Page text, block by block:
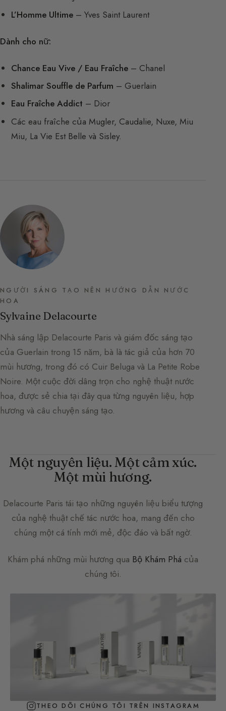
L’Homme Ultime – Yves Saint Laurent
Dành cho nữ:
Chance Eau Vive / Eau Fraîche – Chanel
Shalimar Souffle de Parfum – Guerlain
Eau Fraîche Addict – Dior
Các eau fraîche của Mugler, Caudalie, Nuxe, Miu
Miu, La Vie Est Belle và Sisley.
NGƯỜI SÁNG TẠO NÊN HƯỚNG DẪN NƯỚC
HOA
Sylvaine Delacourte
Nhà sáng lập Delacourte Paris và giám đốc sáng tạo
của Guerlain trong 15 năm, bà là tác giả của hơn 70
mùi hương, trong đó có Cuir Beluga và La Petite Robe
Noire. Một cuộc đời dâng trọn cho nghệ thuật nước
hoa, được sẻ chia tại đây qua từng nguyên liệu, hợp
hương và câu chuyện sáng tạo.
Một nguyên liệu. Một cảm xúc.
Một mùi hương.
Delacourte Paris tái tạo những nguyên liệu biểu tượng
của nghệ thuật chế tác nước hoa, mang đến cho
chúng một cá tính mới mẻ, độc đáo và bất ngờ.
Khám phá những mùi hương qua Bộ Khám Phá của
chúng tôi.
THEO DÕI CHÚNG TÔI TRÊN INSTAGRAM